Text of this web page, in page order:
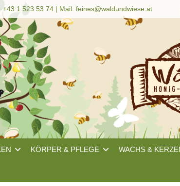
+43 1 523 53 74 | Mail:feines@waldundwiese.at
KÖRPER & PFLEGE WACHS &